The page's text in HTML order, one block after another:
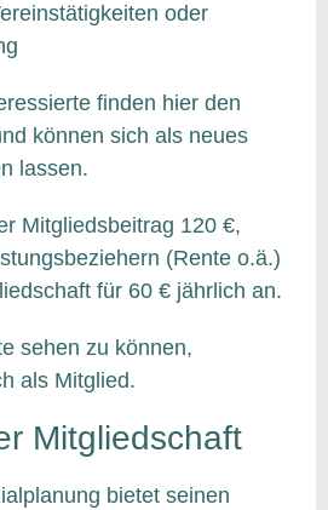
oder
finden hier den
können sich als neues
lassen.
Mitgliedsbeitrag 120 €,
(Rente o.ä.)
für 60 € jährlich an.
sehen zu können,
als Mitglied.
Mitgliedschaft
bietet seinen